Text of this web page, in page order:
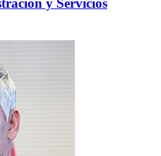
y Servicios